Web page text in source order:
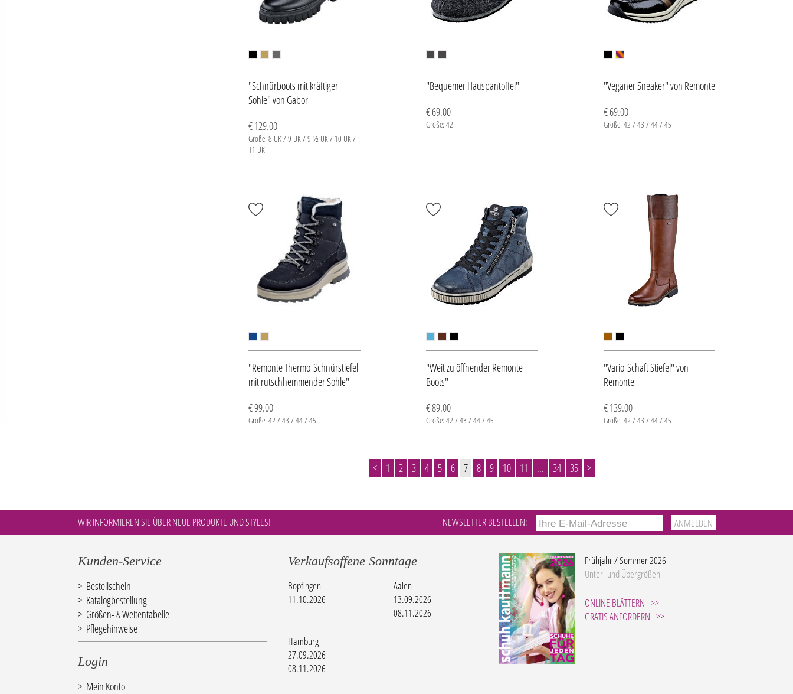
"Schnürboots mit kräftiger
Sohle" von Gabor
€ 129.00
Größe: 8 UK / 9 UK / 9 ½ UK / 10 UK /
11 UK
"Bequemer Hauspantoffel"
€ 69.00
Größe: 42
"Veganer Sneaker" von Remonte
€ 69.00
Größe: 42 / 43 / 44 / 45
"Remonte Thermo-Schnürstiefel
mit rutschhemmender Sohle"
€ 99.00
Größe: 42 / 43 / 44 / 45
"Weit zu öffnender Remonte
Boots"
€ 89.00
Größe: 42 / 43 / 44 / 45
"Vario-Schaft Stiefel" von
Remonte
€ 139.00
Größe: 42 / 43 / 44 / 45
< 1 2 3 4 5 6 7 8 9 10 11 ... 34 35 >
WIR INFORMIEREN SIE ÜBER NEUE PRODUKTE UND STYLES! NEWSLETTER BESTELLEN:
Kunden-Service
Bestellschein
Katalogbestellung
Größen- & Weitentabelle
Pflegehinweise
Login
Mein Konto
Verkaufsoffene Sonntage
Bopfingen
11.10.2026
Aalen
13.09.2026
08.11.2026
Hamburg
27.09.2026
08.11.2026
Frühjahr / Sommer 2026
Unter- und Übergrößen
ONLINE BLÄTTERN
GRATIS ANFORDERN